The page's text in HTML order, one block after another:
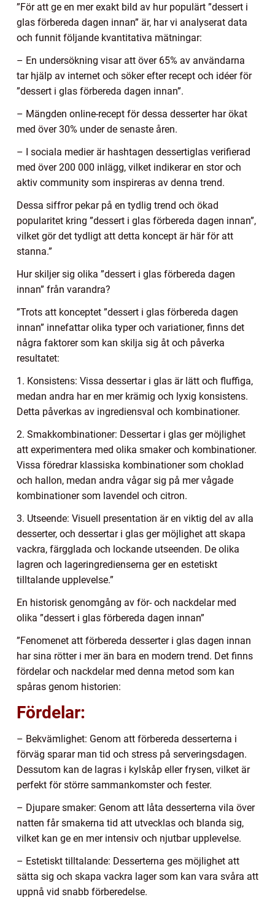
”För att ge en mer exakt bild av hur populärt ”dessert i
glas förbereda dagen innan” är, har vi analyserat data
och funnit följande kvantitativa mätningar:
– En undersökning visar att över 65% av användarna
tar hjälp av internet och söker efter recept och idéer för
”dessert i glas förbereda dagen innan”.
– Mängden online-recept för dessa desserter har ökat
med över 30% under de senaste åren.
– I sociala medier är hashtagen dessertiglas verifierad
med över 200 000 inlägg, vilket indikerar en stor och
aktiv community som inspireras av denna trend.
Dessa siffror pekar på en tydlig trend och ökad
popularitet kring ”dessert i glas förbereda dagen innan”,
vilket gör det tydligt att detta koncept är här för att
stanna.”
Hur skiljer sig olika ”dessert i glas förbereda dagen
innan” från varandra?
”Trots att konceptet ”dessert i glas förbereda dagen
innan” innefattar olika typer och variationer, finns det
några faktorer som kan skilja sig åt och påverka
resultatet:
1. Konsistens: Vissa dessertar i glas är lätt och fluffiga,
medan andra har en mer krämig och lyxig konsistens.
Detta påverkas av ingrediensval och kombinationer.
2. Smakkombinationer: Dessertar i glas ger möjlighet
att experimentera med olika smaker och kombinationer.
Vissa föredrar klassiska kombinationer som choklad
och hallon, medan andra vågar sig på mer vågade
kombinationer som lavendel och citron.
3. Utseende: Visuell presentation är en viktig del av alla
desserter, och dessertar i glas ger möjlighet att skapa
vackra, färgglada och lockande utseenden. De olika
lagren och lageringredienserna ger en estetiskt
tilltalande upplevelse.”
En historisk genomgång av för- och nackdelar med
olika ”dessert i glas förbereda dagen innan”
”Fenomenet att förbereda desserter i glas dagen innan
har sina rötter i mer än bara en modern trend. Det finns
fördelar och nackdelar med denna metod som kan
spåras genom historien:
Fördelar:
– Bekvämlighet: Genom att förbereda desserterna i
förväg sparar man tid och stress på serveringsdagen.
Dessutom kan de lagras i kylskåp eller frysen, vilket är
perfekt för större sammankomster och fester.
– Djupare smaker: Genom att låta desserterna vila över
natten får smakerna tid att utvecklas och blanda sig,
vilket kan ge en mer intensiv och njutbar upplevelse.
– Estetiskt tilltalande: Desserterna ges möjlighet att
sätta sig och skapa vackra lager som kan vara svåra att
uppnå vid snabb förberedelse.